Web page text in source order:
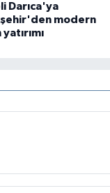
Darıca'ya
modern
yatırımı